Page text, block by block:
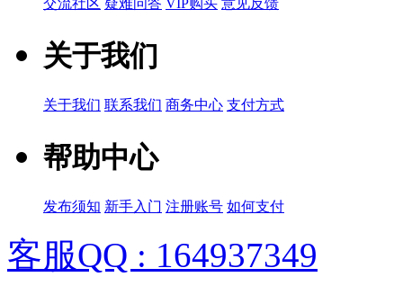
关于我们
关于我们 联系我们 商务中心 支付方式
帮助中心
发布须知 新手入门 注册账号 如何支付
客服QQ : 164937349